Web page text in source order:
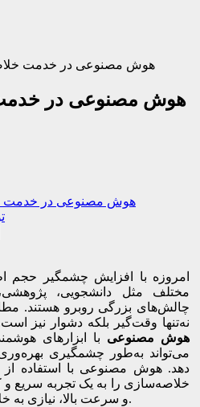
هوش مصنوعی در خدمت
هوش مصنوعی در
امروزه با افزایش چشمگیر حجم
مختلف مثل دانشجویی،
چالش‌های بزرگی روبرو هستند.
نه‌تنها وقت‌گیر بلکه دشوار نیز
هوش مصنوعی با ابزارهای
می‌تواند به‌طور چشمگیری
دهد. هوش مصنوعی با استفاده از
خلاصه‌سازی را به یک تجربه سریع و
و سرعت بالا، نیازی به خلاصه‌برداری دستی نخواهد بود.